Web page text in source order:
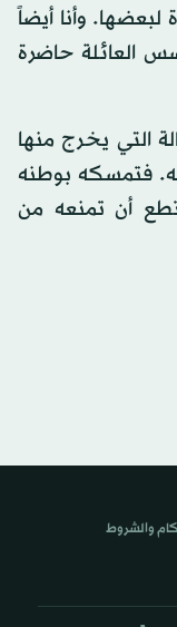
وأنا أيضاً
العائلة حاضرة
التي يخرج منها
فتمسكه بوطنه
أن تمنعه من
والشروط